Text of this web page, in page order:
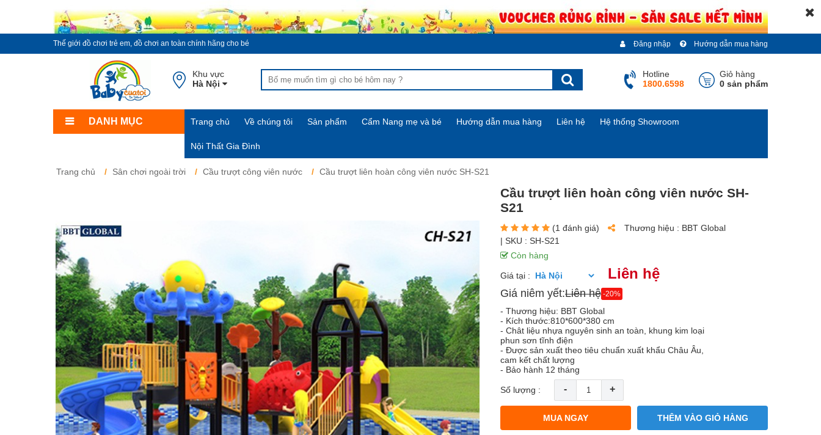
Thế giới đồ chơi trẻ em, đồ chơi an toàn chính hãng cho bé Hướng dẫn mua hàng
Đăng nhập
Khu vực
Hà Nội
Giỏ hàng
0 sản phẩm
Hotline
1800.6598
DANH MỤC Trang chủ Về chúng tôi Sản phẩm Cẩm Nang mẹ và bé Hướng dẫn mua hàng Liên hệ Hệ thống Showroom
Nội Thất Gia Đình
Trang chủ Sân chơi ngoài trời Cầu trượt công viên nước Cầu trượt liên hoàn công viên nước SH-S21
Cầu trượt liên hoàn công viên nước SH-
S21
(1 đánh giá) Thương hiệu : BBT Global
| SKU : SH-S21
Còn hàng
Giá tại : Liên hệ
Giá niêm yết:Liên hệ -20%
- Thương hiệu: BBT Global
- Kích thước:810*600*380 cm
- Chât liệu nhựa nguyên sinh an toàn, khung kim loại
phun sơn tĩnh điện
- Được sản xuất theo tiêu chuẩn xuất khẩu Châu Âu,
cam kết chất lượng
- Bảo hành 12 tháng
Số lượng : - +
MUA NGAY THÊM VÀO GIỎ HÀNG